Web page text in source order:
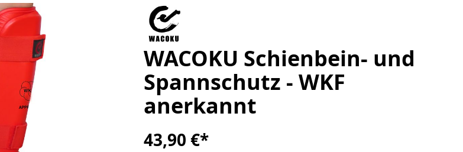
WACOKU Schienbein- und
Spannschutz - WKF
anerkannt
43,90 €*